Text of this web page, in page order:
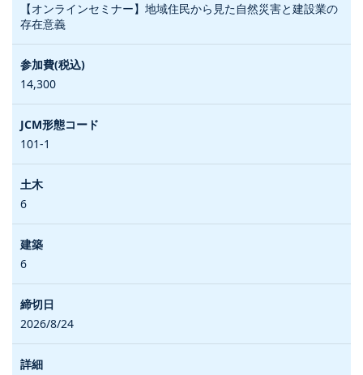
【オンラインセミナー】地域住民から見た自然災害と建設業の
存在意義
14,300
101-1
6
6
2026/8/24